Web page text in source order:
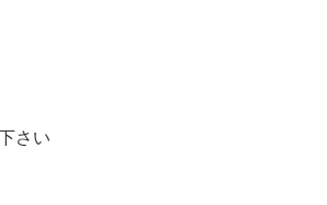
さい